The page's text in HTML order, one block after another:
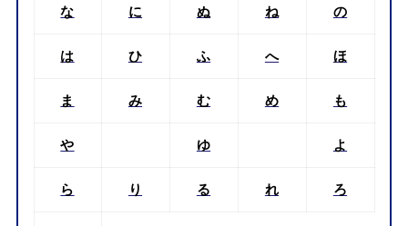
な に ぬ ね の
は ひ ふ へ ほ
ま み む め も
や ゆ よ
ら り る れ ろ